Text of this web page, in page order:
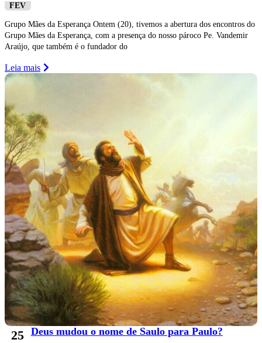
FEV
Grupo Mães da Esperança Ontem (20), tivemos a abertura dos encontros do
Grupo Mães da Esperança, com a presença do nosso pároco Pe. Vandemir
Araújo, que também é o fundador do
Leia mais
25 Deus mudou o nome de Saulo para Paulo?